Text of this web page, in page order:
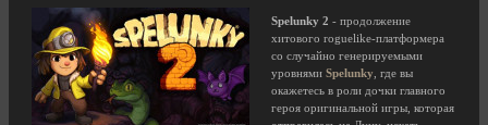
Spelunky 2 - продолжение
хитового roguelike-платформера
со случайно генерируемыми
уровнями Spelunky , где вы
окажетесь в роли дочки главного
героя оригинальной игры, которая